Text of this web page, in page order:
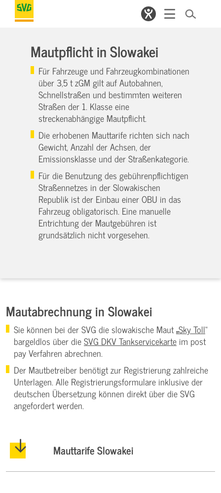
Mautpflicht in Slowakei
Für Fahrzeuge und Fahrzeugkombinationen
über 3,5 t zGM gilt auf Autobahnen,
Schnellstraßen und bestimmten weiteren
Straßen der 1. Klasse eine
streckenabhängige Mautpflicht.
Die erhobenen Mauttarife richten sich nach
Gewicht, Anzahl der Achsen, der
Emissionsklasse und der Straßenkategorie.
Für die Benutzung des gebührenpflichtigen
Straßennetzes in der Slowakischen
Republik ist der Einbau einer OBU in das
Fahrzeug obligatorisch. Eine manuelle
Entrichtung der Mautgebühren ist
grundsätzlich nicht vorgesehen.
Mautabrechnung in Slowakei
Sie können bei der SVG die slowakische Maut„Sky Toll“
bargeldlos über dieSVG DKV Tankservicekarte im post
pay Verfahren abrechnen.
Der Mautbetreiber benötigt zur Registrierung zahlreiche
Unterlagen. Alle Registrierungsformulare inklusive der
deutschen Übersetzung können direkt über die SVG
angefordert werden.
Mauttarife Slowakei